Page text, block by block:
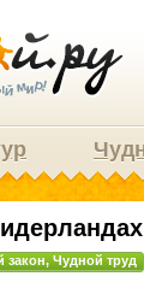
закон,Чудной труд